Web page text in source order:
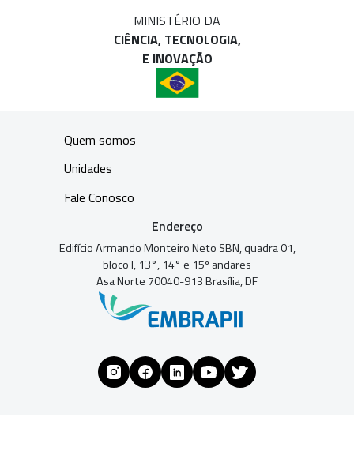
MINISTÉRIO DA
CIÊNCIA, TECNOLOGIA,
E INOVAÇÃO
Quem somos
Unidades
Fale Conosco
Endereço
Edifício Armando Monteiro Neto SBN, quadra 01,
bloco I, 13°, 14° e 15º andares
Asa Norte 70040-913 Brasília, DF